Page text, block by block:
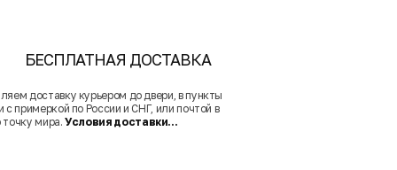
БЕСПЛАТНАЯ ДОСТАВКА
доставку курьером до двери, в пункты
с примеркой по России и СНГ, или почтой в
мира.Условия доставки...